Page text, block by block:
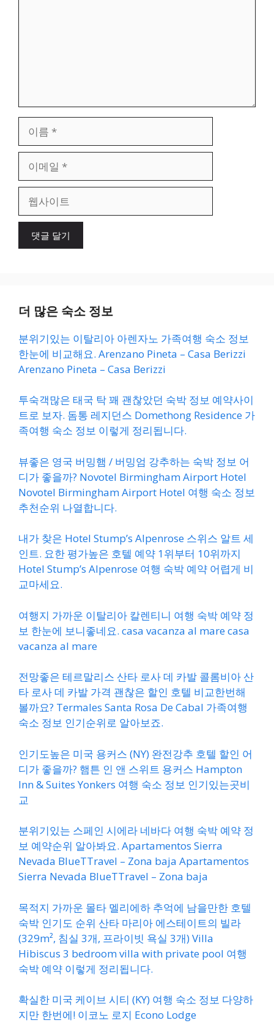
일
이
더 많은 숙소 정보
분위기있는 이탈리아 아렌자노 가족여행 숙소 정보
한눈에 비교해요. Arenzano Pineta – Casa Berizzi
Arenzano Pineta – Casa Berizzi
투숙객많은 태국 탁 꽤 괜찮았던 숙박 정보 예약사이
트로 보자. 돔통 레지던스 Domethong Residence 가
족여행 숙소 정보 이렇게 정리됩니다.
뷰좋은 영국 버밍햄 / 버밍엄 강추하는 숙박 정보 어
디가 좋을까? Novotel Birmingham Airport Hotel
Novotel Birmingham Airport Hotel 여행 숙소 정보
추천순위 나열합니다.
내가 찾은 Hotel Stump’s Alpenrose 스위스 알트 세
인트. 요한 평가높은 호텔 예약 1위부터 10위까지
Hotel Stump’s Alpenrose 여행 숙박 예약 어렵게 비
교마세요.
여행지 가까운 이탈리아 칼렌티니 여행 숙박 예약 정
보 한눈에 보니좋네요. casa vacanza al mare casa
vacanza al mare
전망좋은 테르말리스 산타 로사 데 카발 콜롬비아 산
타 로사 데 카발 가격 괜찮은 할인 호텔 비교한번해
볼까요? Termales Santa Rosa De Cabal 가족여행
숙소 정보 인기순위로 알아보죠.
인기도높은 미국 용커스 (NY) 완전강추 호텔 할인 어
디가 좋을까? 햄튼 인 앤 스위트 용커스 Hampton
Inn & Suites Yonkers 여행 숙소 정보 인기있는곳비
교
분위기있는 스페인 시에라 네바다 여행 숙박 예약 정
보 예약순위 알아봐요. Apartamentos Sierra
Nevada BlueTTravel – Zona baja Apartamentos
Sierra Nevada BlueTTravel – Zona baja
목적지 가까운 몰타 멜리에하 추억에 남을만한 호텔
숙박 인기도 순위 산타 마리아 에스테이트의 빌라
(329m², 침실 3개, 프라이빗 욕실 3개) Villa
Hibiscus 3 bedroom villa with private pool 여행
숙박 예약 이렇게 정리됩니다.
확실한 미국 케이브 시티 (KY) 여행 숙소 정보 다양하
지만 한번에! 이코노 로지 Econo Lodge